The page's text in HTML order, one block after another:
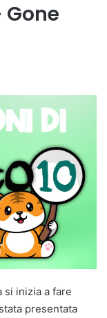
Gone
si inizia a fare
presentata